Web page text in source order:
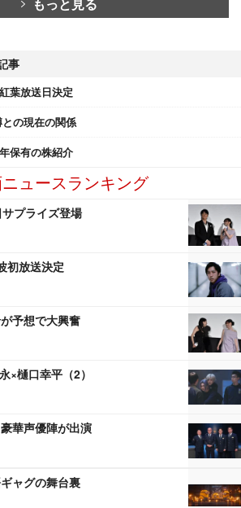
事
葉放送日決定
の現在の関係
保有の株紹介
ュースランキング
プライズ登場
初放送決定
予想で大興奮
×樋口幸平（2）
華声優陣が出演
ャグの舞台裏